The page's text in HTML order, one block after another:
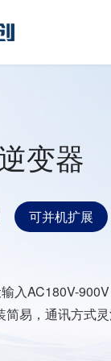
变器
可并机扩展
入AC180V-
易，通讯方式